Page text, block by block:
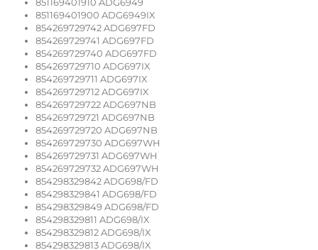
851169401910 ADG6949
851169401900 ADG6949IX
854269729742 ADG697FD
854269729741 ADG697FD
854269729740 ADG697FD
854269729710 ADG697IX
854269729711 ADG697IX
854269729712 ADG697IX
854269729722 ADG697NB
854269729721 ADG697NB
854269729720 ADG697NB
854269729730 ADG697WH
854269729731 ADG697WH
854269729732 ADG697WH
854298329842 ADG698/FD
854298329841 ADG698/FD
854298329849 ADG698/FD
854298329811 ADG698/IX
854298329812 ADG698/IX
854298329813 ADG698/IX